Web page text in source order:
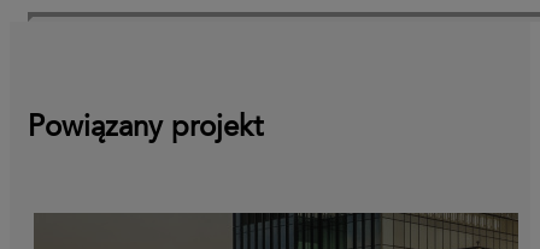
Powiązany projekt